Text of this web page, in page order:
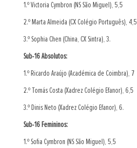
1.º Victoria Cymbron (NS São Miguel), 5,5
2.º Marta Almeida (CX Colégio Português), 4,5
3.º Sophia Chen (China, CX Sintra), 3.
Sub-16 Absolutos:
1.º Ricardo Araújo (Académica de Coimbra), 7
2.º Tomás Costa (Xadrez Colégio Efanor), 6,5
3.º Dinis Neto (Xadrez Colégio Efanor), 6.
Sub-16 Femininos:
1.º Sofia Cymbron (NS São Miguel), 5,5